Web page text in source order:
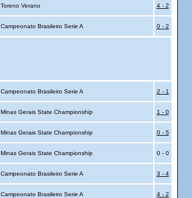
Toreno Verano 4 - 2
Campeonato Brasileiro Serie A 0 - 2
Campeonato Brasileiro Serie A 2 - 1
Minas Gerais State Championship 1 - 0
Minas Gerais State Championship 0 - 5
Minas Gerais State Championship 0 - 0
Campeonato Brasileiro Serie A 3 - 4
Campeonato Brasileiro Serie A 4 - 2